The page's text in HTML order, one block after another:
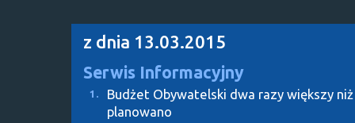
z dnia 13.03.2015
Serwis Informacyjny
1.
Budżet Obywatelski dwa razy większy niż
planowano